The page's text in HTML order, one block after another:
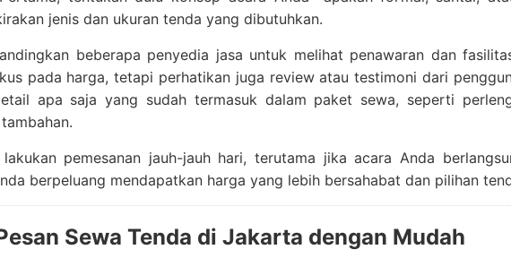
jenis dan ukuran tenda yang dibutuhkan.
beberapa penyedia jasa untuk melihat penawaran dan
pada harga, tetapi perhatikan juga review atau testimoni dari
apa saja yang sudah termasuk dalam paket sewa, seperti
lakukan pemesanan jauh-jauh hari, terutama jika acara Anda
berpeluang mendapatkan harga yang lebih bersahabat dan pilihan
Sewa Tenda di Jakarta dengan Mudah